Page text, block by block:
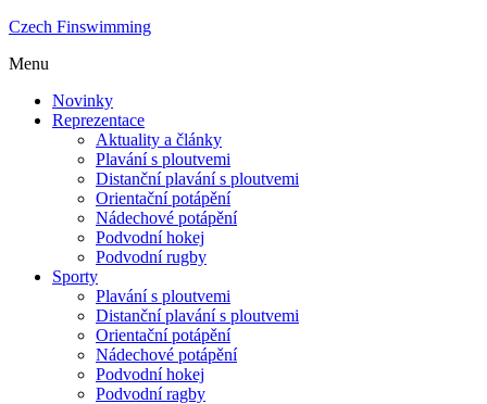
Czech Finswimming
Menu
Novinky
Reprezentace
Aktuality a články
Plavání s ploutvemi
Distanční plavání s ploutvemi
Orientační potápění
Nádechové potápění
Podvodní hokej
Podvodní rugby
Sporty
Plavání s ploutvemi
Distanční plavání s ploutvemi
Orientační potápění
Nádechové potápění
Podvodní hokej
Podvodní ragby